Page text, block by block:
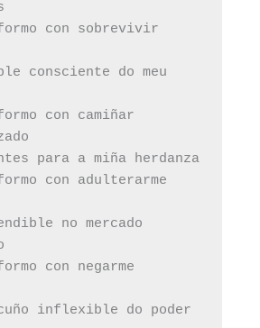
con sobrevivir
consciente do meu
con camiñar
para a miña herdanza
con adulterarme
no mercado
con negarme
inflexible do poder